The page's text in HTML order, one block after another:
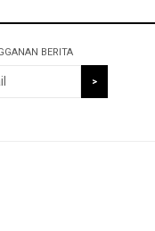
BERITA